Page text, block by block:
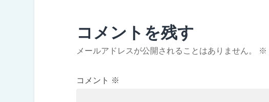
コメントを残す
メールアドレスが公開されることはありません。 ※
コメント ※